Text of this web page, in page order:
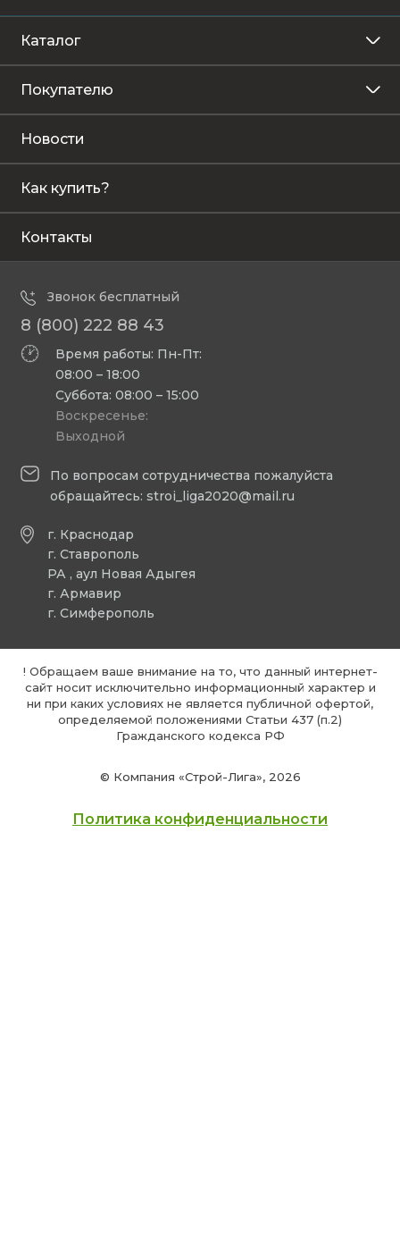
Каталог
Покупателю
Новости
Как купить?
Контакты
Звонок бесплатный
8 (800) 222 88 43
г. Краснодар
г. Ставрополь
РА , аул Новая Адыгея
г. Армавир
г. Симферополь
Время работы: Пн-Пт:
08:00 – 18:00
Суббота: 08:00 – 15:00
Воскресенье:
Выходной
По вопросам сотрудничества пожалуйста
обращайтесь: stroi_liga2020@mail.ru
© Компания «Строй-Лига», 2026
! Обращаем ваше внимание на то, что данный интернет-
сайт носит исключительно информационный характер и
ни при каких условиях не является публичной офертой,
определяемой положениями Статьи 437 (п.2)
Гражданского кодекса РФ
Политика конфиденциальности